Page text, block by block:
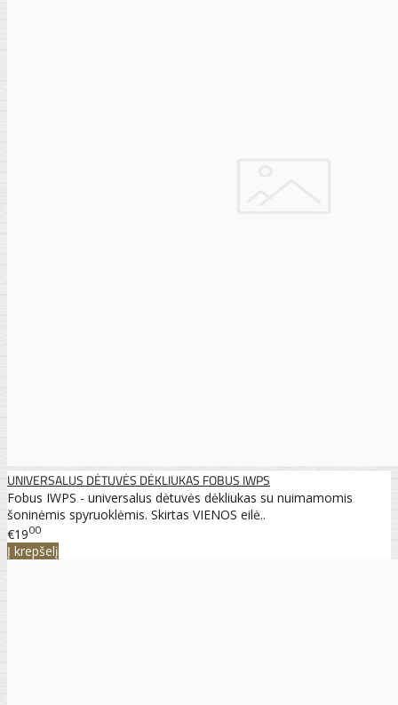
UNIVERSALUS DĖTUVĖS DĖKLIUKAS FOBUS IWPS
Fobus IWPS - universalus dėtuvės dėkliukas su nuimamomis
šoninėmis spyruoklėmis. Skirtas VIENOS eilė..
€1900
Į krepšelį